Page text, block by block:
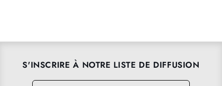
S'INSCRIRE À NOTRE LISTE DE DIFFUSION
Courriel